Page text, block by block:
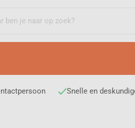
Snelle en